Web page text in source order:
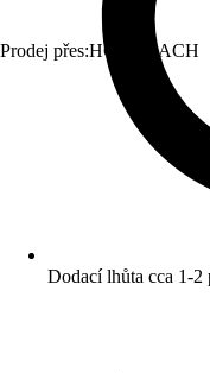
Prodej přes:HORNBACH
Dodací lhůta cca 1-2